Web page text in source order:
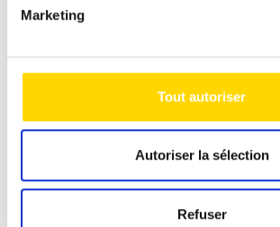
Marketing
Tout autoriser
Autoriser la sélection
Refuser
Salih Yasaroglu